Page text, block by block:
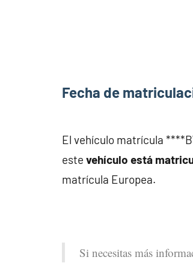
Fecha de
El vehículo matrícula
este vehículo está
matrícula Europea.
Si necesitas más